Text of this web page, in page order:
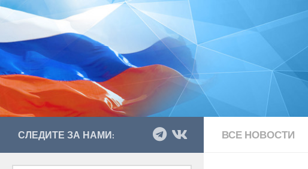
ВСЕ НОВОСТИ
СЛЕДИТЕ ЗА НАМИ: